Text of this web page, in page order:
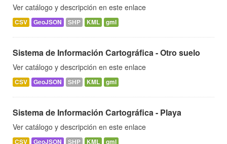
Ver catálogo y descripción en este enlace
CSV GeoJSON SHP KML gml
Sistema de Información Cartográfica - Otro suelo
Ver catálogo y descripción en este enlace
CSV GeoJSON SHP KML gml
Sistema de Información Cartográfica - Playa
Ver catálogo y descripción en este enlace
CSV GeoJSON SHP KML gml